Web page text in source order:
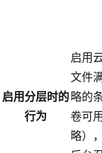
启用分层时的
行为
启用
文件
略的
卷可
略）